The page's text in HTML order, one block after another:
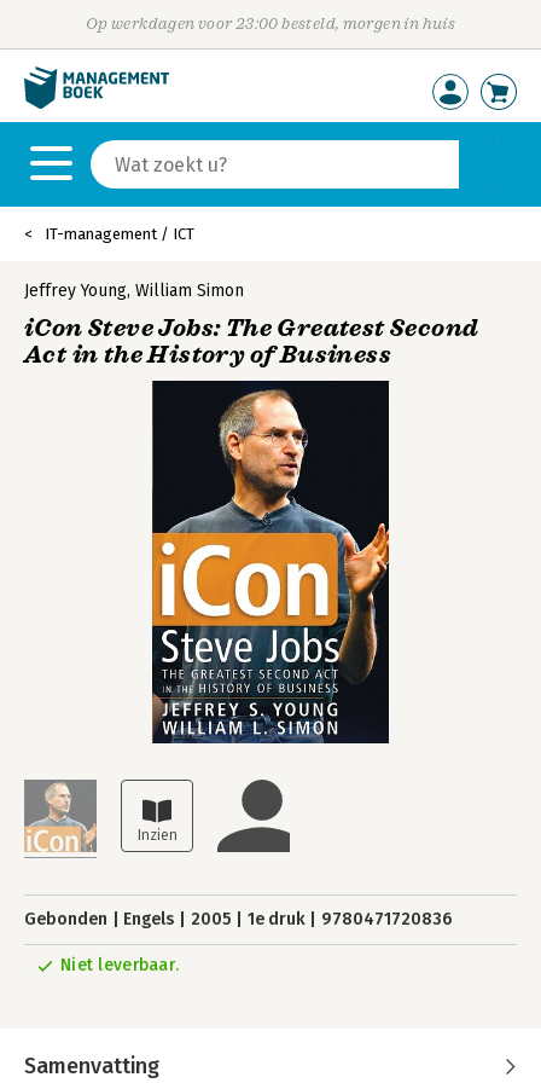
Op werkdagen voor 23:00 besteld, morgen in huis
IT-management / ICT
Jeffrey Young, William Simon
iCon Steve Jobs: The Greatest Second
Act in the History of Business
Gebonden Engels 2005 1e druk 9780471720836
Niet leverbaar.
Samenvatting